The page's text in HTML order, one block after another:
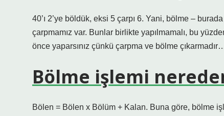
40’ı 2’ye böldük, eksi 5 çarpı 6. Yani, bölme –
çarpmamız var. Bunlar birlikte yapılmamalı, bu
önce yaparsınız çünkü çarpma ve bölme
Bölme işlemi
Bölen = Bölen x Bölüm + Kalan. Buna göre, bölme